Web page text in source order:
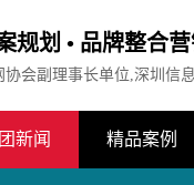
规划 • 品牌整合
协会副理事长单位,深圳信
新闻 精品案例